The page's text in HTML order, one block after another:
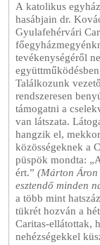
A katolikus
hasábjain dr.
Gyulafehérvári
tevékenységéről
Találkozunk
rendszeresen
támogatni a
van látszata.
hangzik el,
közösségeknek a
püspök mondta:
ért.”(Márton Áron
esztendő minden
a több mint
tükrét hozván a
Caritas-ellátottak,
nehézségekkel